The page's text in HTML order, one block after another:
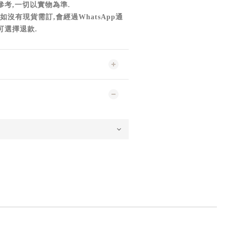
考,一切以實物為準.
沒有現貨需訂,會經過WhatsApp通
選擇退款.